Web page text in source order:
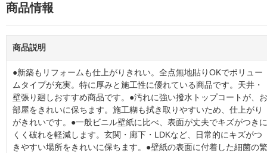
商品情報
商品説明
●新築もリフォームも仕上がりきれい。全点無地貼りOKでボリュー
ムタイプが充実。特に厚みと施工性に優れている商品です。天井・
壁張り廻しおすすめ商品です。●汚れに強い撥水トップコートが、お
部屋をきれいに保ちます。施工糊も拭き取りやすいため、仕上がり
がきれいです。●一般ビニル壁紙に比べ、表面が丈夫でキズがつきに
くく破れを軽減します。玄関・廊下・LDKなど、日常的にキズがつ
きやすい場所をきれいに保ちます。●壁紙の表面に付着した細菌の繁